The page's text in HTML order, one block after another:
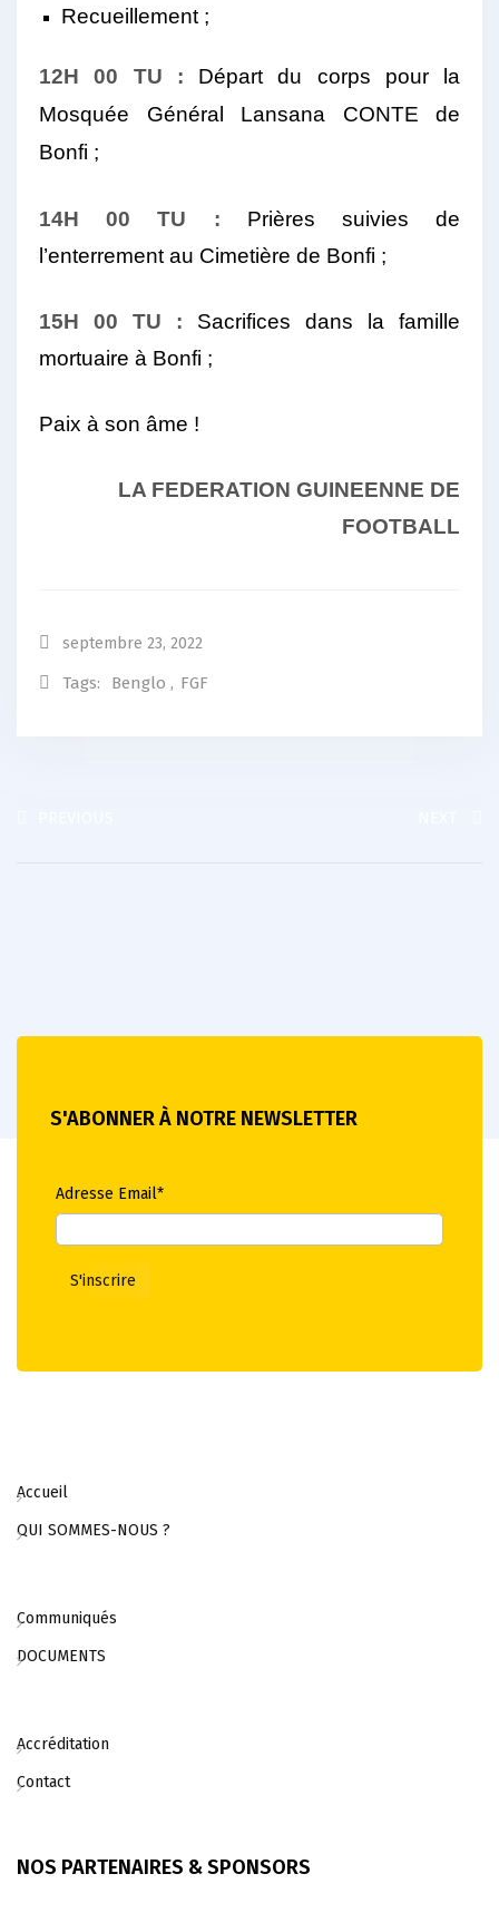
Recueillement ;
12H 00 TU : Départ du corps pour la
Mosquée Général Lansana CONTE de
Bonfi ;
14H 00 TU : Prières suivies de
l’enterrement au Cimetière de Bonfi ;
15H 00 TU : Sacrifices dans la famille
mortuaire à Bonfi ;
Paix à son âme !
LA FEDERATION GUINEENNE DE
FOOTBALL
septembre 23, 2022
Tags: Benglo , FGF
S'ABONNER À NOTRE NEWSLETTER
Adresse Email*
Accueil
QUI SOMMES-NOUS ?
Communiqués
DOCUMENTS
Accréditation
Contact
NOS PARTENAIRES & SPONSORS